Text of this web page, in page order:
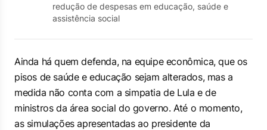
redução de despesas em educação, saúde e
assistência social
Ainda há quem defenda, na equipe econômica, que os
pisos de saúde e educação sejam alterados, mas a
medida não conta com a simpatia de Lula e de
ministros da área social do governo. Até o momento,
as simulações apresentadas ao presidente da